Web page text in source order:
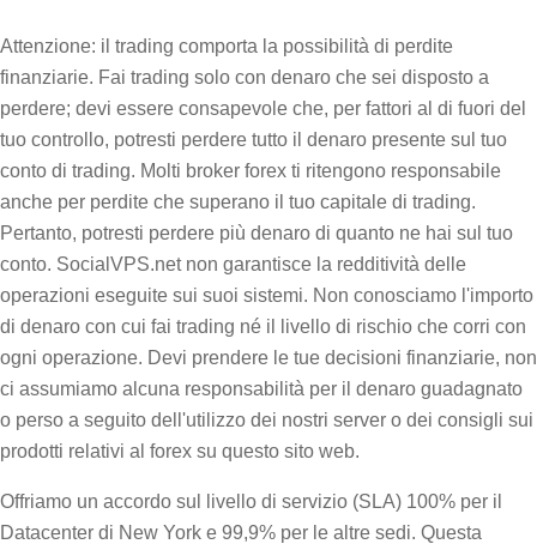
Attenzione: il trading comporta la possibilità di perdite
finanziarie. Fai trading solo con denaro che sei disposto a
perdere; devi essere consapevole che, per fattori al di fuori del
tuo controllo, potresti perdere tutto il denaro presente sul tuo
conto di trading. Molti broker forex ti ritengono responsabile
anche per perdite che superano il tuo capitale di trading.
Pertanto, potresti perdere più denaro di quanto ne hai sul tuo
conto. SocialVPS.net non garantisce la redditività delle
operazioni eseguite sui suoi sistemi. Non conosciamo l'importo
di denaro con cui fai trading né il livello di rischio che corri con
ogni operazione. Devi prendere le tue decisioni finanziarie, non
ci assumiamo alcuna responsabilità per il denaro guadagnato
o perso a seguito dell'utilizzo dei nostri server o dei consigli sui
prodotti relativi al forex su questo sito web.
Offriamo un accordo sul livello di servizio (SLA) 100% per il
Datacenter di New York e 99,9% per le altre sedi. Questa